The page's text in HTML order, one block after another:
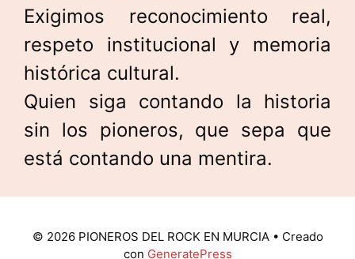
Exigimos reconocimiento real,
respeto institucional y memoria
histórica cultural.
Quien siga contando la historia
sin los pioneros, que sepa que
está contando una mentira.
© 2026 PIONEROS DEL ROCK EN MURCIA• Creado
con GeneratePress